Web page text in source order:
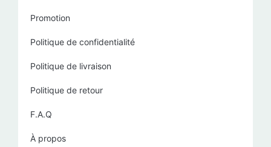
Promotion
Politique de confidentialité
Politique de livraison
Politique de retour
F.A.Q
À propos